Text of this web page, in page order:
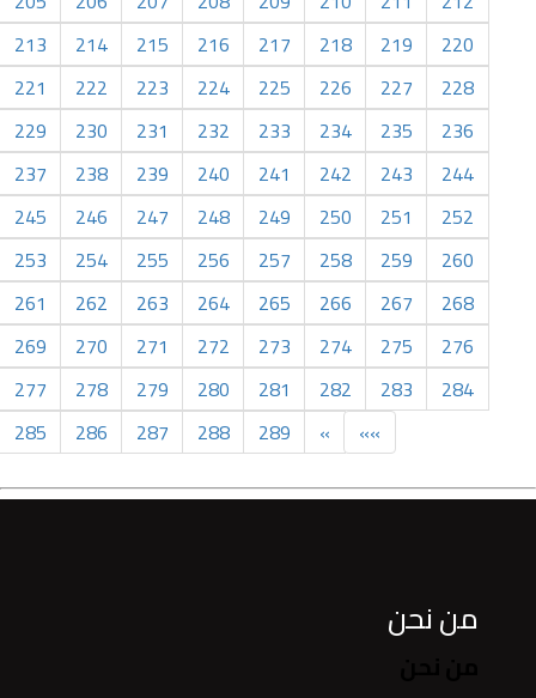
213
214 215 216 217 218 219
220
221
222 223 224 225 226 227
228
229
230 231 232 233 234 235
236
237
238 239 240 241 242 243
244
245
246 247 248 249 250 251
252
253
254 255 256 257 258 259
260
261
262 263 264 265 266 267
268
269
270 271 272 273 274 275
276
277
278 279 280 281 282 283
284
285
286 287 288 289 » »»
من نحن